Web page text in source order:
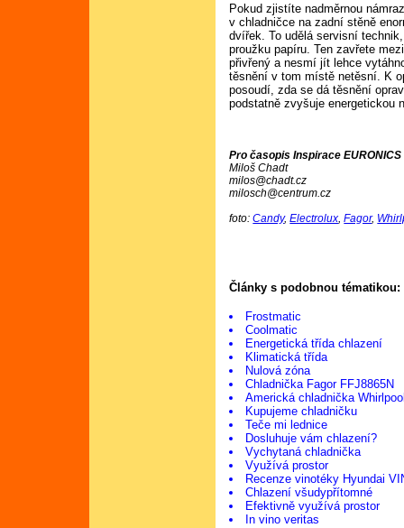
Pokud zjistíte nadměrnou
v chladničce na zadní stěně
dvířek. To udělá servisní
proužku papíru. Ten zavřete
přivřený a nesmí jít lehce
těsnění v tom místě netěsní. K
posoudí, zda se dá těsnění
podstatně zvyšuje energetickou
Pro časopis Inspirace EURONICS
Miloš Chadt
milos@chadt.cz
milosch@centrum.cz
foto:Candy,Electrolux ,Fagor,
Články s podobnou tématikou:
Frostmatic
Coolmatic
Energetická třída chlazení
Klimatická třída
Nulová zóna
Chladnička Fagor FFJ8865N
Americká chladnička
Kupujeme chladničku
Teče mi lednice
Dosluhuje vám chlazení?
Vychytaná chladnička
Využívá prostor
Recenze vinotéky Hyundai
Chlazení všudypřítomné
Efektivně využívá prostor
In vino veritas